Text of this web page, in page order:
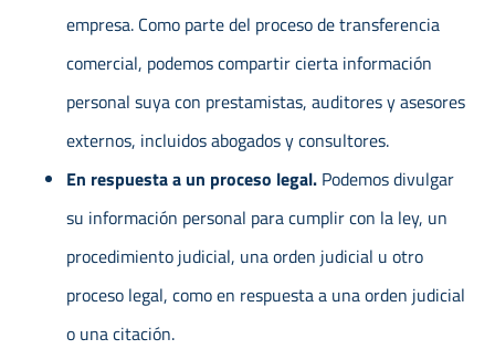
empresa. Como parte del proceso de transferencia
comercial, podemos compartir cierta información
personal suya con prestamistas, auditores y asesores
externos, incluidos abogados y consultores.
En respuesta a un proceso legal. Podemos divulgar
su información personal para cumplir con la ley, un
procedimiento judicial, una orden judicial u otro
proceso legal, como en respuesta a una orden judicial
o una citación.